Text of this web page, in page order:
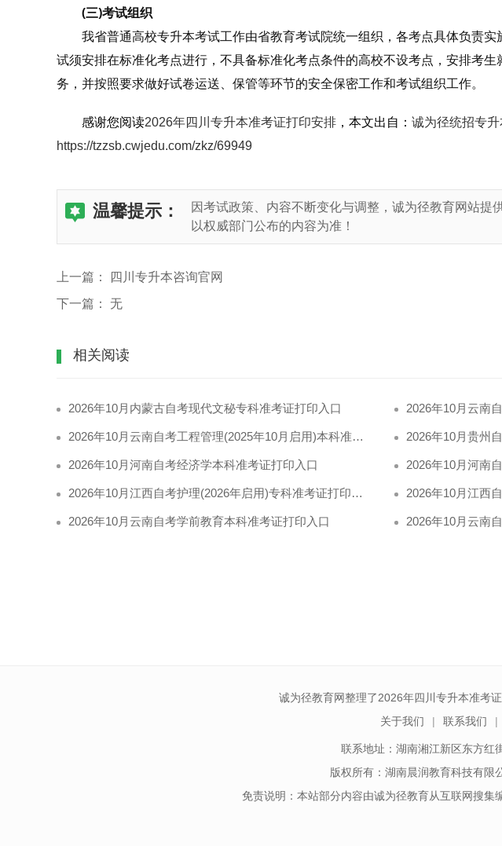
(三)考试组织
我省普通高校专升本考试工作由省教育考试院统一组织，各考点具体负责实
试须安排在标准化考点进行，不具备标准化考点条件的高校不设考点，安排考
务，并按照要求做好试卷运送、保管等环节的安全保密工作和考试组织工作。
感谢您阅读2026年四川专升本准考证打印安排 ，本文出自： 诚为径统招专升
https://tzzsb.cwjedu.com/zkz/69949
温馨提示：
因考试政策、内容不断变化与调整，诚为径教育网站提
以权威部门公布的内容为准！
上一篇：
四川专升本咨询官网
下一篇： 无
相关阅读
2026年10月内蒙古自考现代文秘专科准考证打印入口 2026年10月云南
2026年10月云南自考工程管理(2025年10月启用)本科准考证打印入口 ​2026年10月贵州
2026年10月河南自考经济学本科准考证打印入口 2026年10月河南
​2026年10月江西自考护理(2026年启用)专科准考证打印时间 ​2026年10月江西自
2026年10月云南自考学前教育本科准考证打印入口 2026年10月云南自考
诚为径教育网整理了2026年四川专升本准考
关于我们
联系我们
联系地址：湖南湘江新区东方红
版权所有：湖南晨润教育科技有
免责说明：本站部分内容由诚为径教育从互联网搜集